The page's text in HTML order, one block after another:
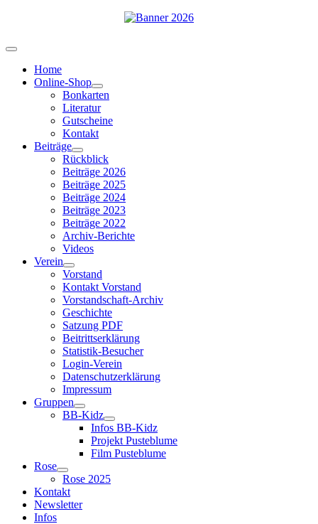
Home
Online-Shop
Bonkarten
Literatur
Gutscheine
Kontakt
Beiträge
Rückblick
Beiträge 2026
Beiträge 2025
Beiträge 2024
Beiträge 2023
Beiträge 2022
Archiv-Berichte
Videos
Verein
Vorstand
Kontakt Vorstand
Vorstandschaft-Archiv
Geschichte
Satzung PDF
Beitrittserklärung
Statistik-Besucher
Login-Verein
Datenschutzerklärung
Impressum
Gruppen
BB-Kidz
Infos BB-Kidz
Projekt Pusteblume
Film Pusteblume
Rose
Rose 2025
Kontakt
Newsletter
Infos